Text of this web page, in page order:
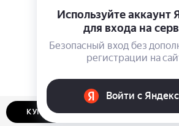
КУПИТЬ В ОДИН КЛИК